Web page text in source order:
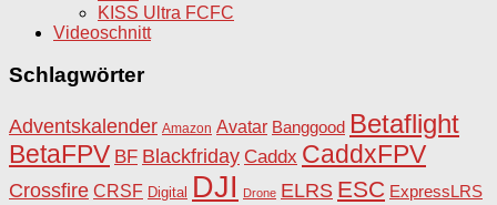
KISS Ultra FCFC
Videoschnitt
Schlagwörter
Adventskalender Amazon Avatar Banggood Betaflight
BetaFPV BF Blackfriday Caddx CaddxFPV
Crossfire CRSF Digital DJI Drone ELRS ESC ExpressLRS